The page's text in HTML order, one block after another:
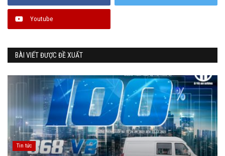
Youtube
BÀI VIẾT ĐƯỢC ĐỀ XUẤT
Tin tức